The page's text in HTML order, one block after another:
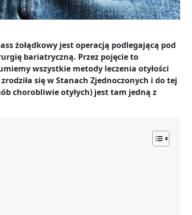
żołądkowy jest operacją podlegającą pod
bariatryczną. Przez pojęcie to
wszystkie metody leczenia otyłości
się w Stanach Zjednoczonych i do tej
chorobliwie otyłych) jest tam jedną z